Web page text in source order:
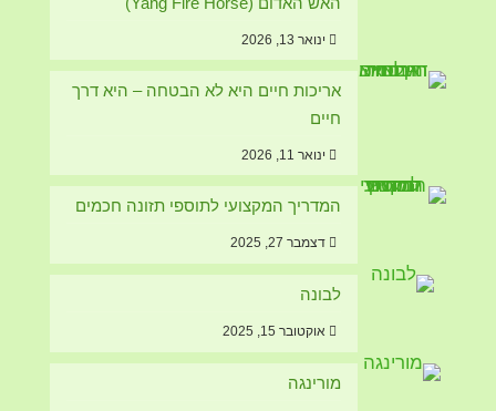
ינואר 13, 2026
אריכות חיים היא לא הבטחה – היא דרך
חיים
ינואר 11, 2026
המדריך המקצועי לתוספי תזונה חכמים
דצמבר 27, 2025
לבונה
אוקטובר 15, 2025
מורינגה